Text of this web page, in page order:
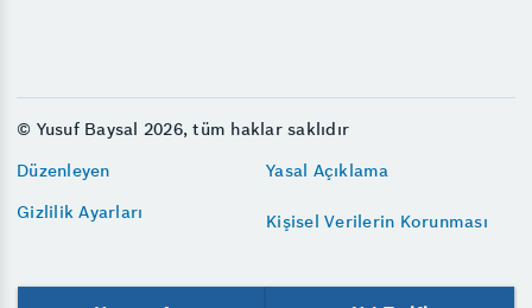
© Yusuf Baysal 2026, tüm haklar saklıdır
Düzenleyen
Yasal Açıklama
Gizlilik Ayarları
Kişisel Verilerin Korunması